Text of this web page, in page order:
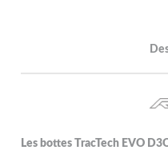
Les bottes TracTech EVO